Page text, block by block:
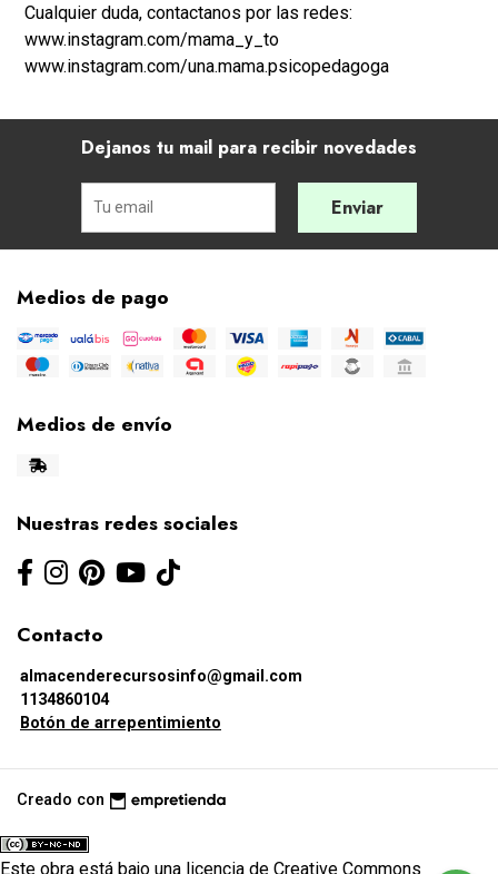
Cualquier duda, contactanos por las redes:
www.instagram.com/mama_y_to
www.instagram.com/una.mama.psicopedagoga
Dejanos tu mail para recibir novedades
Enviar
Medios de pago
Medios de envío
Nuestras redes sociales
Contacto
almacenderecursosinfo@gmail.com
1134860104
Botón de arrepentimiento
Creado con
Este obra está bajo una licencia de Creative Commons